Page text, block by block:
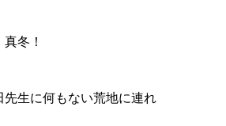
冬！
先生に何もない荒地に連れ